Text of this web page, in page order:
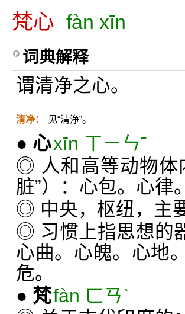
梵心 fàn xīn
词典解释
谓清净之心。
清净： 见“清浄”。
● 心xīn ㄒㄧㄣˉ
◎ 人和高等动物体
脏”）：心包。心律
◎ 中央，枢纽，主
◎ 习惯上指思想的
心曲。心魄。心地
危。
● 梵fàn ㄈㄢˋ